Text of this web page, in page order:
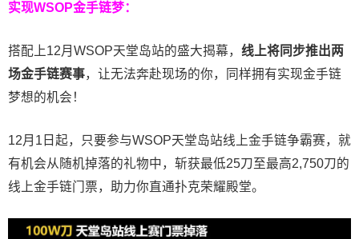
实现WSOP金手链梦：
搭配上12月WSOP天堂岛站的盛大揭幕， 线上将同步推出两
场金手链赛事，让无法奔赴现场的你，同样拥有实现金手链
梦想的机会！
12月1日起，只要参与WSOP天堂岛站线上金手链争霸赛，就
有机会从随机掉落的礼物中，斩获最低25刀至最高2,750刀的
线上金手链门票，助力你直通扑克荣耀殿堂。